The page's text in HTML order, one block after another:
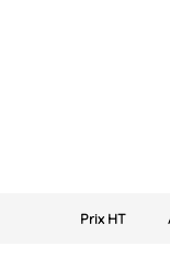
Prix HT